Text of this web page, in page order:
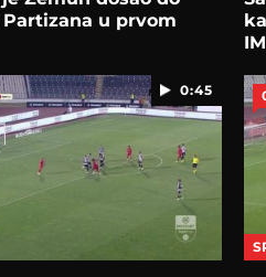
u prvom
0:45